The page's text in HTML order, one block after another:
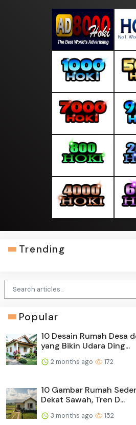
Trending
Popular
10 Desain Rumah Desa
yang Bikin Udara Ding...
2 months ago 172
10 Gambar Rumah
Dekat Sawah, Tren D...
3 months ago 152